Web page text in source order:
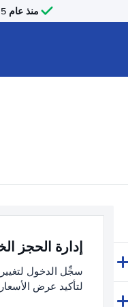
منذ عام
إدارة الحجز
سجِّل الدخول لتغيير
لتأكيد عرض